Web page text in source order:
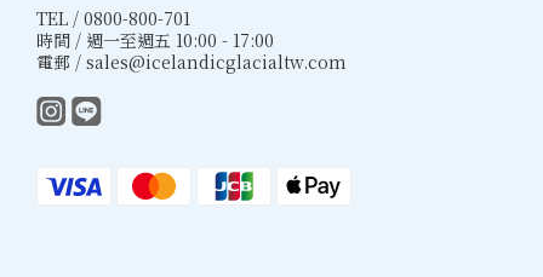
TEL / 0800-800-701
時間 / 週一至週五 10:00 - 17:00
電郵 / sales@icelandicglacialtw.com